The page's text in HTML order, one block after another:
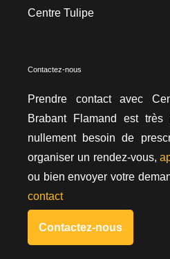
Centre Tulipe
Contactez-nous
Prendre contact avec
Brabant Flamand est très
nullement besoin de
organiser un rendez-vous,
ou bien envoyer votre
contact
Contactez-nous